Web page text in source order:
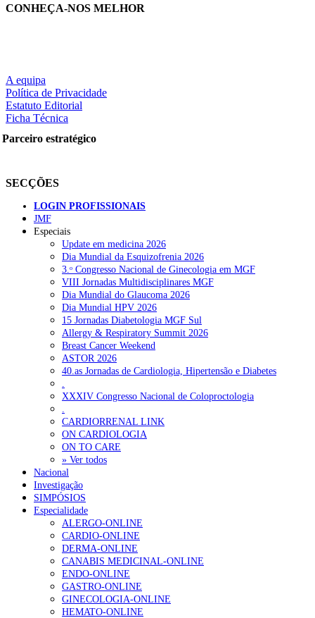
CONHEÇA-NOS MELHOR
A equipa
Política de Privacidade
Estatuto Editorial
Ficha Técnica
Parceiro estratégico
SECÇÕES
LOGIN PROFISSIONAIS
JMF
Especiais
Update em medicina 2026
Dia Mundial da Esquizofrenia 2026
3.ᵒ Congresso Nacional de Ginecologia em MGF
VIII Jornadas Multidisciplinares MGF
Dia Mundial do Glaucoma 2026
Dia Mundial HPV 2026
15 Jornadas Diabetologia MGF Sul
Allergy & Respiratory Summit 2026
Breast Cancer Weekend
ASTOR 2026
40.as Jornadas de Cardiologia, Hipertensão e Diabetes
XXXIV Congresso Nacional de Coloproctologia
CARDIORRENAL LINK
ON CARDIOLOGIA
ON TO CARE
» Ver todos
Nacional
Investigação
SIMPÓSIOS
Especialidade
ALERGO-ONLINE
CARDIO-ONLINE
DERMA-ONLINE
CANABIS MEDICINAL-ONLINE
ENDO-ONLINE
GASTRO-ONLINE
GINECOLOGIA-ONLINE
HEMATO-ONLINE